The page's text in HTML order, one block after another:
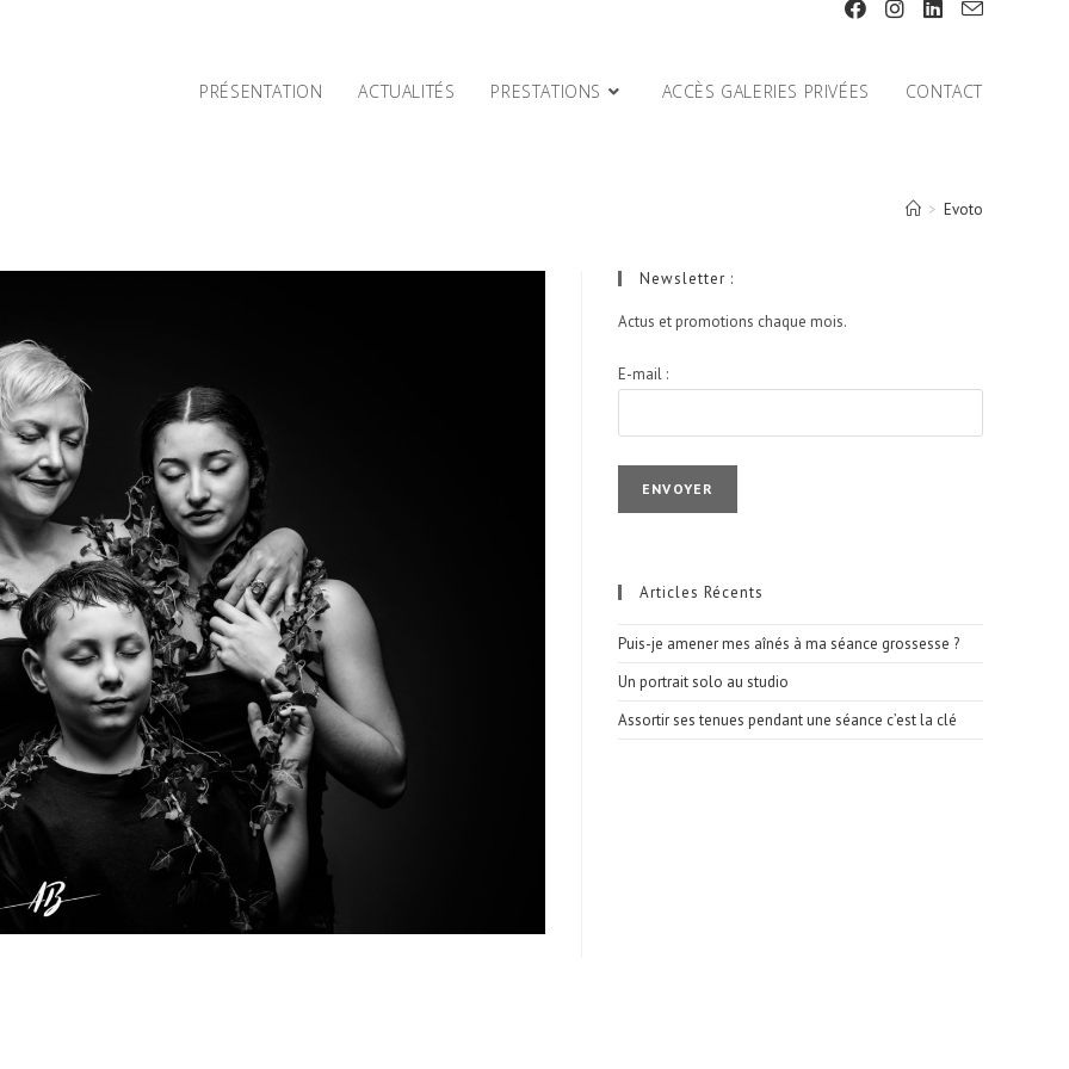
PRÉSENTATION ACTUALITÉS PRESTATIONS ACCÈS GALERIES PRIVÉES CONTACT
> Evoto
Newsletter :
Actus et promotions chaque mois.
E-mail :
Articles Récents
Puis-je amener mes aînés à ma séance grossesse ?
Un portrait solo au studio
Assortir ses tenues pendant une séance c’est la clé